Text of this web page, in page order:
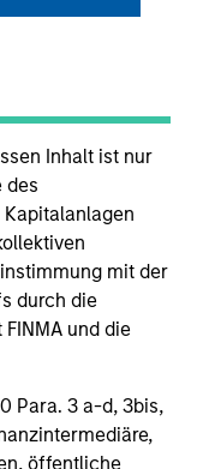
Inhalt ist nur
des
mit der
durch die
und die
Para. 3 a-d, 3bis,
öffentliche